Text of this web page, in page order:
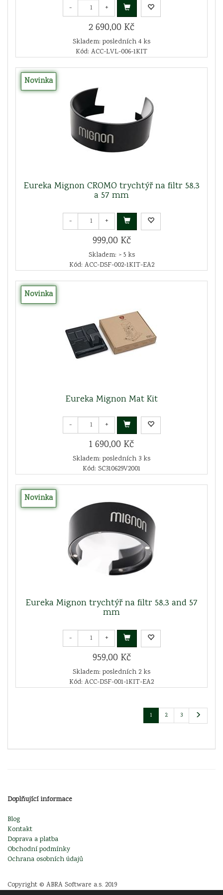
- +
2 690,00 Kč
Skladem: posledních 4 ks
Kód: ACC-LVL-006-1KIT
Novinka
Eureka Mignon CROMO trychtýř na filtr 58,3
a 57 mm
- +
999,00 Kč
Skladem: > 5 ks
Kód: ACC-DSF-002-1KIT-EA2
Novinka
Eureka Mignon Mat Kit
- +
1 690,00 Kč
Skladem: posledních 3 ks
Kód: SC310629V2001
Novinka
Eureka Mignon trychtýř na filtr 58,3 and 57
mm
- +
959,00 Kč
Skladem: posledních 2 ks
Kód: ACC-DSF-001-1KIT-EA2
1 2 3
Doplňující informace
Blog
Kontakt
Doprava a platba
Obchodní podmínky
Ochrana osobních údajů
Copyright © ABRA Software a.s. 2019